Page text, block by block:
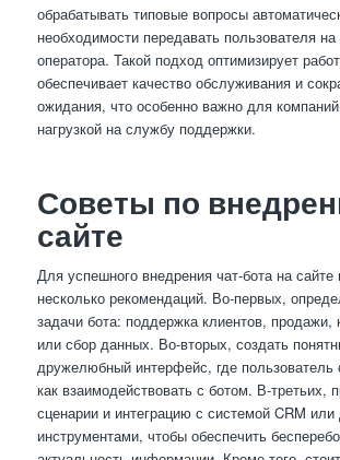
обрабатывать типовые вопросы
необходимости передавать пользователя на
оператора. Такой подход оптимизирует
обеспечивает качество обслуживания и
ожидания, что особенно важно для
нагрузкой на службу поддержки.
Советы по
сайте
Для успешного внедрения чат-бота на
несколько рекомендаций. Во-первых,
задачи бота: поддержка клиентов, продажи,
или сбор данных. Во-вторых, создать
дружелюбный интерфейс, где пользователь
как взаимодействовать с ботом. В-третьих,
сценарии и интеграцию с системой CRM или
инструментами, чтобы обеспечить